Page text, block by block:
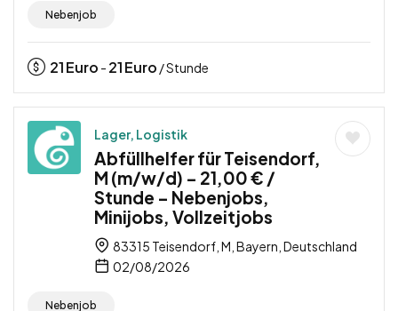
Nebenjob
21Euro - 21Euro / Stunde
Lager, Logistik
Abfüllhelfer für Teisendorf,
M (m/w/d) – 21,00 € /
Stunde – Nebenjobs,
Minijobs, Vollzeitjobs
83315 Teisendorf, M, Bayern, Deutschland
02/08/2026
Nebenjob